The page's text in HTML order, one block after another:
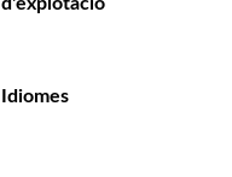
Idiomes